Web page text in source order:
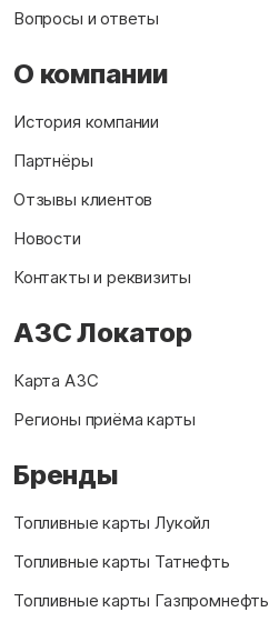
Вопросы и ответы
О компании
История компании
Партнёры
Отзывы клиентов
Новости
Контакты и реквизиты
АЗС Локатор
Карта АЗС
Регионы приёма карты
Бренды
Топливные карты Лукойл
Топливные карты Татнефть
Топливные карты Газпромнефть